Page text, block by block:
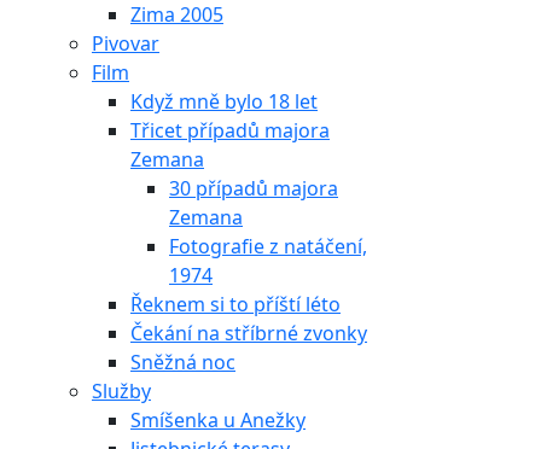
Zima 2005
Pivovar
Film
Když mně bylo 18 let
Třicet případů majora
Zemana
30 případů majora
Zemana
Fotografie z natáčení,
1974
Řeknem si to příští léto
Čekání na stříbrné zvonky
Sněžná noc
Služby
Smíšenka u Anežky